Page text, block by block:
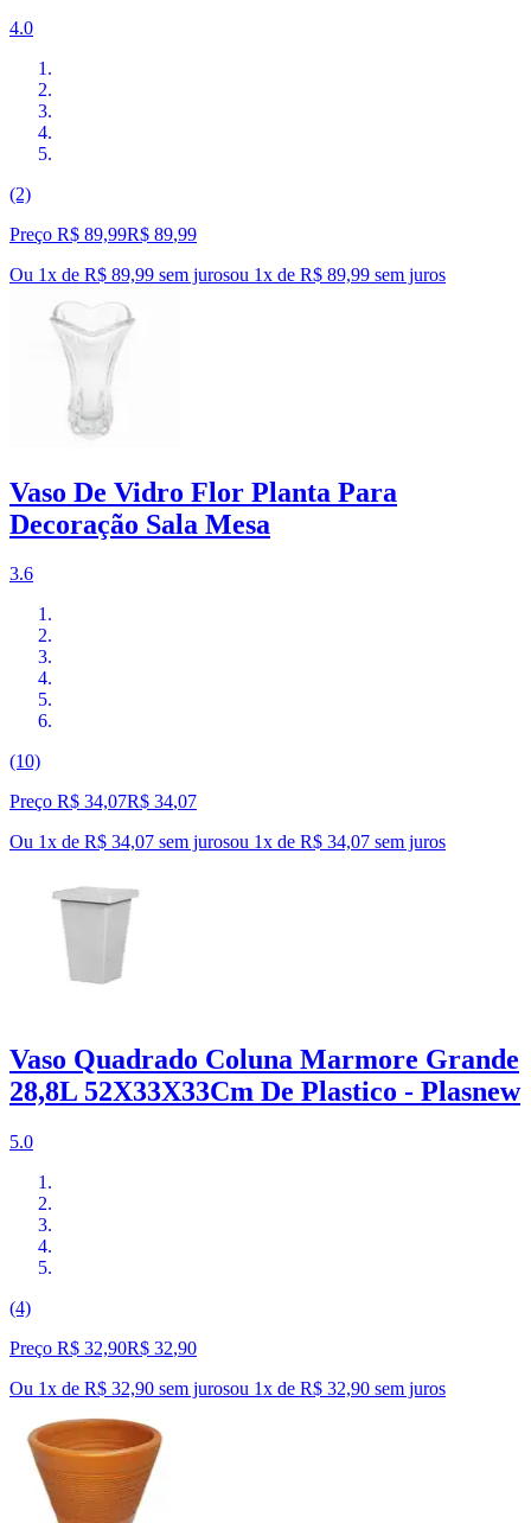
4.0
(2)
Preço R$ 89,99R$ 89,99
Ou 1x de R$ 89,99 sem jurosou 1x de R$ 89,99 sem juros
Vaso De Vidro Flor Planta Para
Decoração Sala Mesa
3.6
(10)
Preço R$ 34,07R$ 34,07
Ou 1x de R$ 34,07 sem jurosou 1x de R$ 34,07 sem juros
Vaso Quadrado Coluna Marmore Grande
28,8L 52X33X33Cm De Plastico - Plasnew
5.0
(4)
Preço R$ 32,90R$ 32,90
Ou 1x de R$ 32,90 sem jurosou 1x de R$ 32,90 sem juros